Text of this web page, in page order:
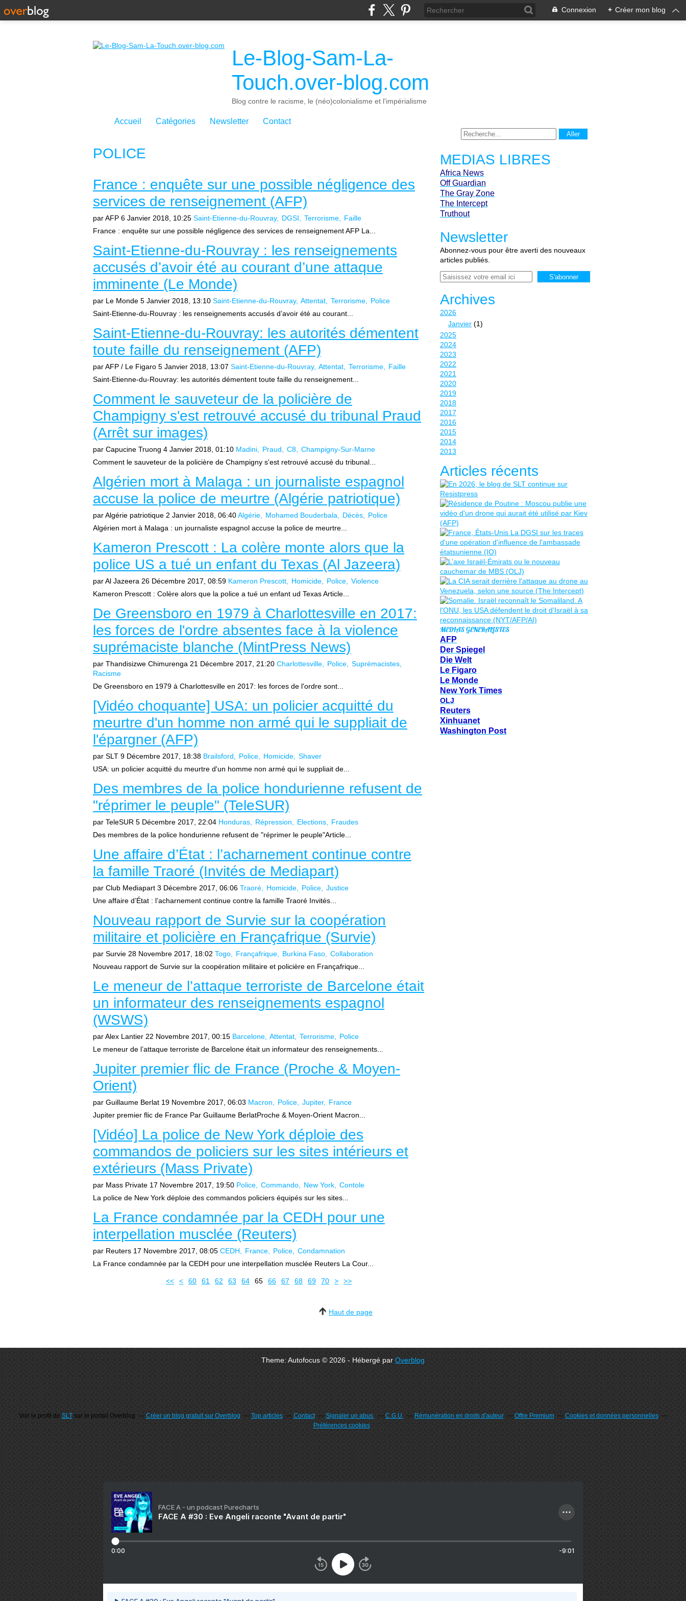
Connexion + Créer mon blog
Le-Blog-Sam-La-
Touch.over-blog.com
Blog contre le racisme, le (néo)colonialisme et l'impérialisme
Accueil Catégories Newsletter Contact
POLICE
France : enquête sur une possible négligence des
services de renseignement (AFP)
par AFP 6 Janvier 2018, 10:25 Saint-Etienne-du-Rouvray DGSI Terrorisme
Faille
France : enquête sur une possible négligence des services de renseignement AFP La...
Saint-Etienne-du-Rouvray : les renseignements
accusés d’avoir été au courant d’une attaque
imminente (Le Monde)
par Le Monde 5 Janvier 2018, 13:10 Saint-Etienne-du-Rouvray Attentat Terrorisme
Police
Saint-Etienne-du-Rouvray : les renseignements accusés d’avoir été au courant...
Saint-Etienne-du-Rouvray: les autorités démentent
toute faille du renseignement (AFP)
par AFP / Le Figaro 5 Janvier 2018, 13:07 Saint-Etienne-du-Rouvray Attentat Terrorisme
Faille
Saint-Etienne-du-Rouvray: les autorités démentent toute faille du renseignement...
Comment le sauveteur de la policière de
Champigny s'est retrouvé accusé du tribunal Praud
(Arrêt sur images)
par Capucine Truong 4 Janvier 2018, 01:10 Madini Praud C8
Champigny-Sur-Marne
Comment le sauveteur de la policière de Champigny s'est retrouvé accusé du tribunal...
Algérien mort à Malaga : un journaliste espagnol
accuse la police de meurtre (Algérie patriotique)
par Algérie patriotique 2 Janvier 2018, 06:40Algérie Mohamed Bouderbala Décès
Police
Algérien mort à Malaga : un journaliste espagnol accuse la police de meurtre...
Kameron Prescott : La colère monte alors que la
police US a tué un enfant du Texas (Al Jazeera)
par Al Jazeera 26 Décembre 2017, 08:59 Kameron Prescott Homicide Police
Violence
Kameron Prescott : Colère alors que la police a tué un enfant ud Texas Article...
De Greensboro en 1979 à Charlottesville en 2017:
les forces de l'ordre absentes face à la violence
suprémaciste blanche (MintPress News)
par Thandisizwe Chimurenga 21 Décembre 2017, 21:20 Charlottesville Police
Suprémacistes
Racisme
De Greensboro en 1979 à Charlottesville en 2017: les forces de l'ordre sont...
[Vidéo choquante] USA: un policier acquitté du
meurtre d'un homme non armé qui le suppliait de
l'épargner (AFP)
par SLT 9 Décembre 2017, 18:38 Brailsford Police Homicide
Shaver
USA: un policier acquitté du meurtre d'un homme non armé qui le suppliait de...
Des membres de la police hondurienne refusent de
"réprimer le peuple" (TeleSUR)
par TeleSUR 5 Décembre 2017, 22:04 Honduras Répression Elections
Fraudes
Des membres de la police hondurienne refusent de "réprimer le peuple"Article...
Une affaire d’État : l’acharnement continue contre
la famille Traoré (Invités de Mediapart)
par Club Mediapart 3 Décembre 2017, 06:06 Traoré Homicide Police
Justice
Une affaire d’État : l’acharnement continue contre la famille Traoré Invités...
Nouveau rapport de Survie sur la coopération
militaire et policière en Françafrique (Survie)
par Survie 28 Novembre 2017, 18:02 Togo Françafrique Burkina Faso
Collaboration
Nouveau rapport de Survie sur la coopération militaire et policière en Françafrique...
Le meneur de l’attaque terroriste de Barcelone était
un informateur des renseignements espagnol
(WSWS)
par Alex Lantier 22 Novembre 2017, 00:15 Barcelone Attentat Terrorisme
Police
Le meneur de l’attaque terroriste de Barcelone était un informateur des renseignements...
Jupiter premier flic de France (Proche & Moyen-
Orient)
par Guillaume Berlat 19 Novembre 2017, 06:03 Macron Police Jupiter
France
Jupiter premier flic de France Par Guillaume BerlatProche & Moyen-Orient Macron...
[Vidéo] La police de New York déploie des
commandos de policiers sur les sites intérieurs et
extérieurs (Mass Private)
par Mass Private 17 Novembre 2017, 19:50 Police Commando New York
Contole
La police de New York déploie des commandos policiers équipés sur les sites...
La France condamnée par la CEDH pour une
interpellation musclée (Reuters)
par Reuters 17 Novembre 2017, 08:05 CEDH France Police
Condamnation
La France condamnée par la CEDH pour une interpellation musclée Reuters La Cour...
<< < 10
20
30
40
50
60 61 62 63 64 65 66 67 68 69 70 80
90
> >>
MEDIAS LIBRES
Africa News
Off Guardian
The Gray Zone
The Intercept
Truthout
Newsletter
Abonnez-vous pour être averti des nouveaux
articles publiés.
Email
Archives
2026
Janvier (1)
2025
2024
2023
2022
2021
2020
2019
2018
2017
2016
2015
2014
2013
Articles récents
MEDIAS GENERALISTES
AFP
Der Spiegel
Die Welt
Le Figaro
Le Monde
New York Times
OLJ
Reuters
Xinhuanet
Washington Post
Haut de page
Theme: Autofocus © 2026 - Hébergé parOverblog
Voir le profil deSLTsur le portail Overblog Créer un blog gratuit sur Overblog Top articles Contact Signaler un abus C.G.U. Rémunération en droits d'auteur Offre Premium
Cookies et données personnelles
Préférences cookies
FACE A - un podcast Purecharts
FACE A #30 : Eve Angeli raconte "Avant de partir"
0:00 -9:01